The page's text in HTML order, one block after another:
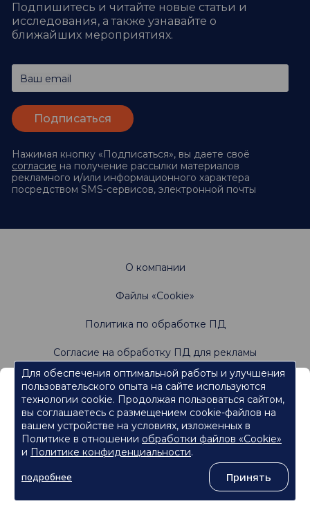
Подпишитесь и читайте новые статьи и
исследования, а также узнавайте о
ближайших мероприятиях.
Ваш email
Нажимая кнопку «Подписаться», вы даете своё
согласие на получение рассылки материалов
рекламного и/или информационного характера
посредством SMS-сервисов, электронной почты
, 2026
О компании
Файлы «Cookie»
Политика по обработке ПД
Согласие на обработку ПД для рекламы
Не является офертой. Имеются противопоказания.
Проконсультируйтесь со специалистами
Информация, содержащаяся на данном веб-
сайте, предназначена для работников
сферы здравоохранения.
Нажмите кнопку "Продолжить", чтобы подтвердить, что
являетесь работником сферы здравоохранения и перейти к
Для обеспечения оптимальной работы и улучшения
пользовательского опыта на сайте используются
технологии cookie. Продолжая пользоваться сайтом,
вы соглашаетесь с размещением cookie-файлов на
вашем устройстве на условиях, изложенных в
Политике в отношении обработки файлов «Cookie»
и Политике конфиденциальности.
подробнее
Принять